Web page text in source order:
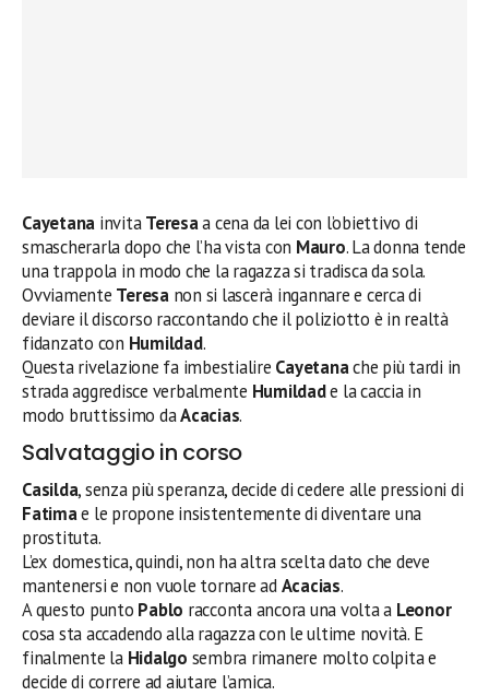
Cayetana invitaTeresaa cena da lei con l’obiettivo di
smascherarla dopo che l’ha vista con Mauro. La donna tende
una trappola in modo che la ragazza si tradisca da sola.
Ovviamente Teresanon si lascerà ingannare e cerca di
deviare il discorso raccontando che il poliziotto è in realtà
fidanzato con Humildad.
Questa rivelazione fa imbestialire Cayetanache più tardi in
strada aggredisce verbalmente Humildade la caccia in
modo bruttissimo daAcacias.
Salvataggio in corso
Casilda, senza più speranza, decide di cedere alle pressioni di
Fatimae le propone insistentemente di diventare una
prostituta.
L’ex domestica, quindi, non ha altra scelta dato che deve
mantenersi e non vuole tornare adAcacias.
A questo punto Pablo racconta ancora una volta a Leonor
cosa sta accadendo alla ragazza con le ultime novità. E
finalmente la Hidalgo sembra rimanere molto colpita e
decide di correre ad aiutare l’amica.